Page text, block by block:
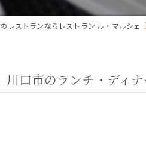
レストランならレストラン ル・マルシェ
川口市のランチ・ディ